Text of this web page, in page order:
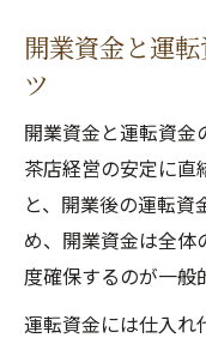
開業資金と運
ツ
開業資金と運転資金
茶店経営の安定に直
と、開業後の運転
め、開業資金は全体
度確保するのが一般
運転資金には仕入れ